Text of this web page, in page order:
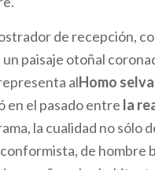
de recepción,
paisaje otoñal
alHomo
en el pasado entre la
la cualidad no sólo
de hombre